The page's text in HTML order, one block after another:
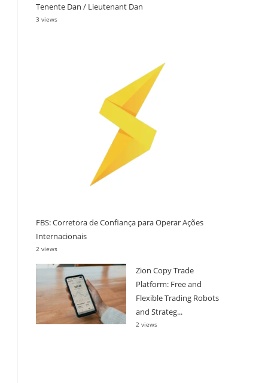
Tenente Dan / Lieutenant Dan
3 views
FBS: Corretora de Confiança para Operar Ações
Internacionais
2 views
Zion Copy Trade
Platform: Free and
Flexible Trading Robots
and Strateg...
2 views